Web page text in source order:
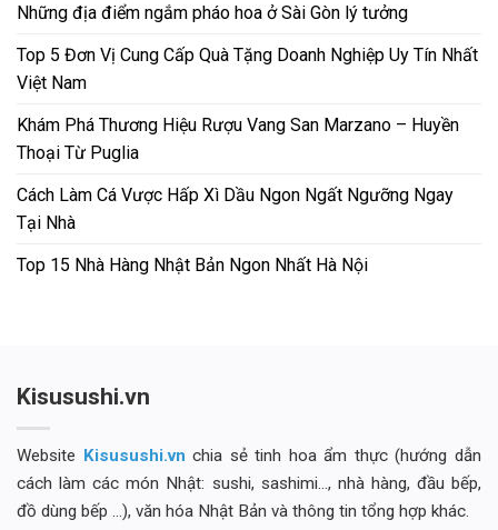
Những địa điểm ngắm pháo hoa ở Sài Gòn lý tưởng
Top 5 Đơn Vị Cung Cấp Quà Tặng Doanh Nghiệp Uy Tín Nhất
Việt Nam
Khám Phá Thương Hiệu Rượu Vang San Marzano – Huyền
Thoại Từ Puglia
Cách Làm Cá Vược Hấp Xì Dầu Ngon Ngất Ngưỡng Ngay
Tại Nhà
Top 15 Nhà Hàng Nhật Bản Ngon Nhất Hà Nội
Kisusushi.vn
Website Kisusushi.vn chia sẻ tinh hoa ẩm thực (hướng dẫn
cách làm các món Nhật: sushi, sashimi..., nhà hàng, đầu bếp,
đồ dùng bếp ...), văn hóa Nhật Bản và thông tin tổng hợp khác.